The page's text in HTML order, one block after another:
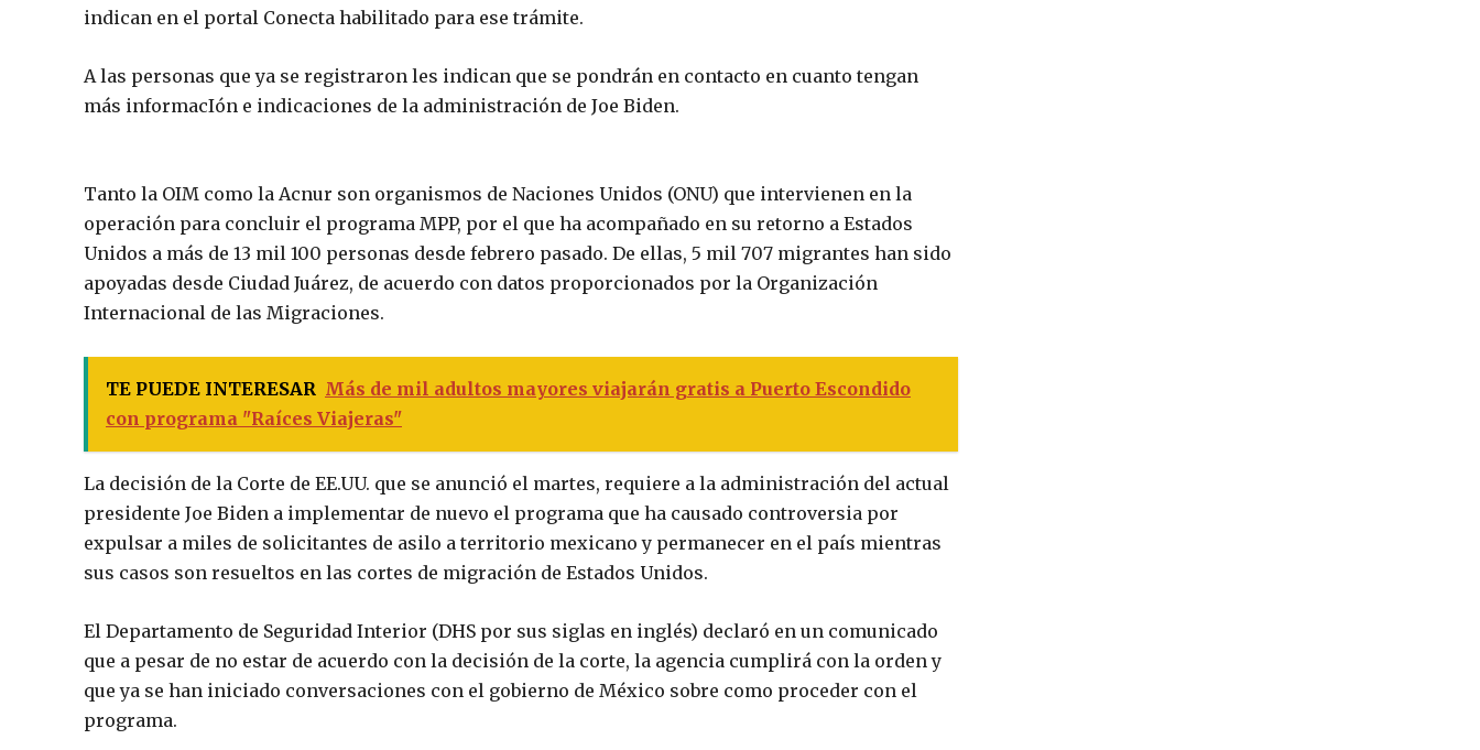
indican en el portal Conecta habilitado para ese trámite.
A las personas que ya se registraron les indican que se pondrán en contacto en cuanto tengan
más informacIón e indicaciones de la administración de Joe Biden.
Tanto la OIM como la Acnur son organismos de Naciones Unidos (ONU) que intervienen en la
operación para concluir el programa MPP, por el que ha acompañado en su retorno a Estados
Unidos a más de 13 mil 100 personas desde febrero pasado. De ellas, 5 mil 707 migrantes han sido
apoyadas desde Ciudad Juárez, de acuerdo con datos proporcionados por la Organización
Internacional de las Migraciones.
TE PUEDE INTERESAR Más de mil adultos mayores viajarán gratis a Puerto Escondido
con programa "Raíces Viajeras"
La decisión de la Corte de EE.UU. que se anunció el martes, requiere a la administración del actual
presidente Joe Biden a implementar de nuevo el programa que ha causado controversia por
expulsar a miles de solicitantes de asilo a territorio mexicano y permanecer en el país mientras
sus casos son resueltos en las cortes de migración de Estados Unidos.
El Departamento de Seguridad Interior (DHS por sus siglas en inglés) declaró en un comunicado
que a pesar de no estar de acuerdo con la decisión de la corte, la agencia cumplirá con la orden y
que ya se han iniciado conversaciones con el gobierno de México sobre como proceder con el
programa.